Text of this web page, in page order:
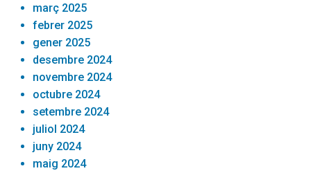
març 2025
febrer 2025
gener 2025
desembre 2024
novembre 2024
octubre 2024
setembre 2024
juliol 2024
juny 2024
maig 2024